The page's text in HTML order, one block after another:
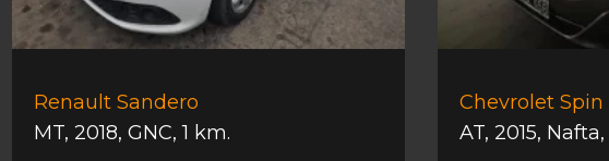
Renault Sandero
MT, 2018, GNC,1 km.
Chevrolet Spin
AT, 2015, Nafta,